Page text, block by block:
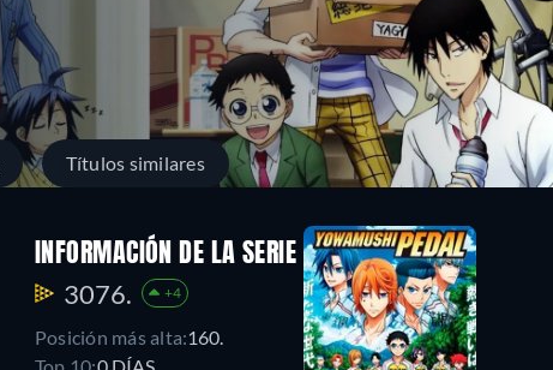
Títulos similares
INFORMACIÓN DE LA SERIE
3076. +4
Posición más alta:160.
Top 10:0 DÍAS